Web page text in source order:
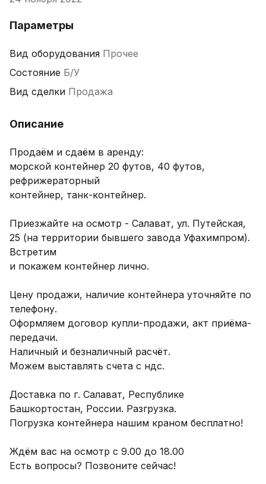
Параметры
Вид оборудования Прочее
Состояние Б/У
Вид сделки Продажа
Описание
Продаём и сдаём в аренду:
морской контейнер 20 футов, 40 футов,
рефрижераторный
контейнер, танк-контейнер.
Приезжайте на осмотр - Салават, ул. Путейская,
25 (на территории бывшего завода Уфахимпром).
Встретим
и покажем контейнер лично.
Цену продажи, наличие контейнера уточняйте по
телефону.
Оформляем договор купли-продажи, акт приёма-
передачи.
Наличный и безналичный расчёт.
Можем выставлять счета с ндс.
Доставка по г. Салават, Республике
Башкортостан, России. Разгрузка.
Погрузка контейнера нашим краном бесплатно!
Ждём вас на осмотр с 9.00 до 18.00
Есть вопросы? Позвоните сейчас!